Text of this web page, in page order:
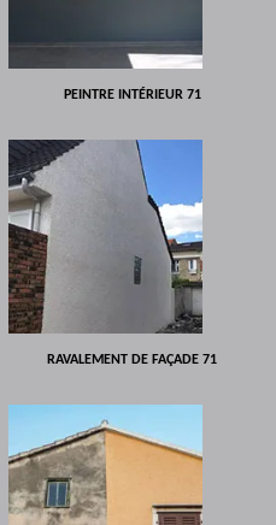
PEINTRE INTÉRIEUR 71
RAVALEMENT DE FAÇADE 71